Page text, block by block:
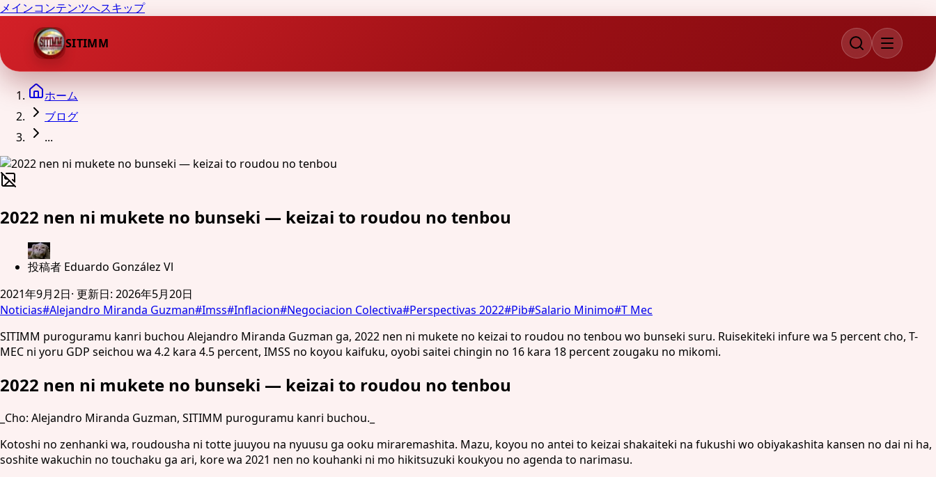
メインコンテンツへスキップ
SITIMM
ホーム
ブログ
...
2022 nen ni mukete no bunseki — keizai to roudou no tenbou
投稿者 Eduardo González Vl
2021年9月2日· 更新日: 2026年5月20日
Noticias#Alejandro Miranda Guzman#Imss#Inflacion#Negociacion Colectiva#Perspectivas 2022#Pib#Salario Minimo#T Mec
SITIMM puroguramu kanri buchou Alejandro Miranda Guzman ga, 2022 nen ni mukete no keizai to roudou no tenbou wo bunseki suru. Ruisekiteki infure wa 5 percent cho, T-
MEC ni yoru GDP seichou wa 4.2 kara 4.5 percent, IMSS no koyou kaifuku, oyobi saitei chingin no 16 kara 18 percent zougaku no mikomi.
2022 nen ni mukete no bunseki — keizai to roudou no tenbou
_Cho: Alejandro Miranda Guzman, SITIMM puroguramu kanri buchou._
Kotoshi no zenhanki wa, roudousha ni totte juuyou na nyuusu ga ooku miraremashita. Mazu, koyou no antei to keizai shakaiteki na fukushi wo obiyakashita kansen no dai ni ha,
soshite wakuchin no touchaku ga ari, kore wa 2021 nen no kouhanki ni mo hikitsuzuki koukyou no agenda to narimasu.